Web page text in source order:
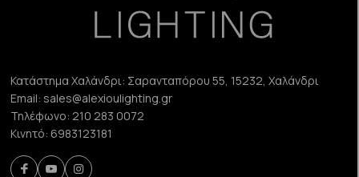
Κατάστημα Χαλάνδρι: Σαρανταπόρου 55, 15232, Χαλάνδρι
Email: sales@alexioulighting.gr
Τηλέφωνο: 210 283 0072
Κινητό: 6983123181